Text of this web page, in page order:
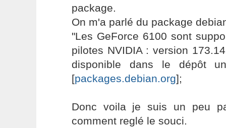
package.
On m'a parlé du package
"Les GeForce 6100 sont
pilotes NVIDIA : version
disponible dans le dépôt
[packages.debian.org];
Donc voila je suis un peu
comment reglé le souci.